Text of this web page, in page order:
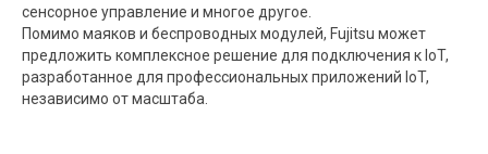
сенсорное управление и многое другое.
Помимо маяков и беспроводных модулей, Fujitsu может
предложить комплексное решение для подключения к IoT,
разработанное для профессиональных приложений IoT,
независимо от масштаба.